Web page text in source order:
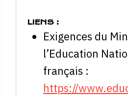
LIENS :
Exigences du
l’Education
français :
https://